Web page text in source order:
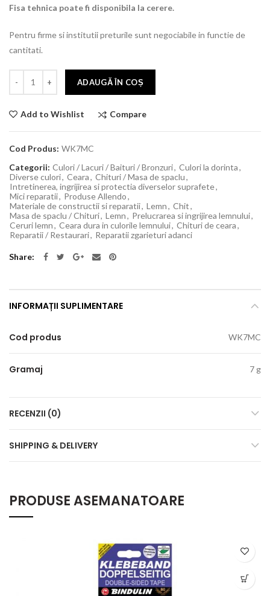
Fisa tehnica poate fi disponibila la cerere.
Pentru firme si institutii preturile sunt negociabile in functie de
cantitati.
ADAUGĂ ÎN COȘ
Add to Wishlist Compare
Cod Produs: WK7MC
Categorii: Culori / Lacuri / Baituri / Bronzuri, Culori la dorinta,
Diverse culori, Ceara, Chituri / Masa de spaclu,
Intretinerea, ingrijirea si protectia diverselor suprafete,
Mici reparatii, Produse Allendo,
Materiale de constructii si reparatii, Lemn, Chit,
Masa de spaclu / Chituri, Lemn, Prelucrarea si ingrijirea lemnului,
Ceruri lemn, Ceara dura in culorile lemnului, Chituri de ceara,
Reparatii / Restaurari, Reparatii zgarieturi adanci
Share
INFORMAȚII SUPLIMENTARE
Cod produs WK7MC
Gramaj 7 g
RECENZII (0)
SHIPPING & DELIVERY
PRODUSE ASEMANATOARE